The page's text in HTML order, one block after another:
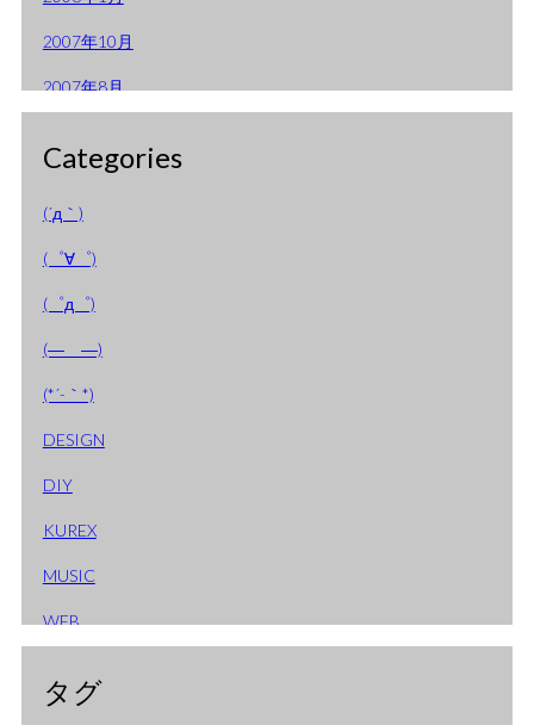
2007年10月
2007年8月
2007年6月
2007年3月
2007年2月
2007年1月
2006年9月
2006年8月
2006年7月
2006年4月
2006年2月
2006年1月
2005年12月
2005年10月
Categories
(´д｀)
(゜∀゜)
(゜д゜)
(―＿―)
(*´-｀*)
DESIGN
DIY
KUREX
MUSIC
WEB
タグ